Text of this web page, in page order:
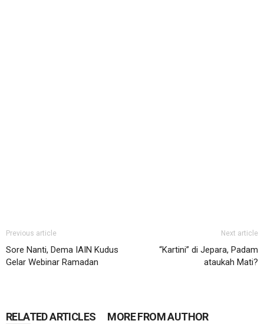
Previous article
Sore Nanti, Dema IAIN Kudus
Gelar Webinar Ramadan
Next article
“Kartini” di Jepara, Padam
ataukah Mati?
RELATED ARTICLES MORE FROM AUTHOR